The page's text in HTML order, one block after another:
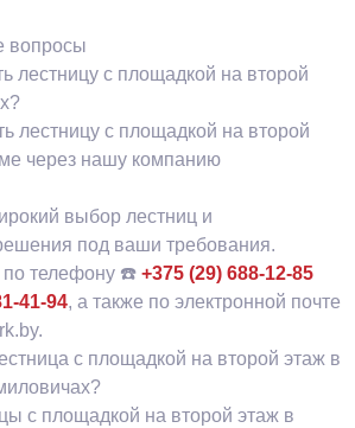
вопросы
лестницу с площадкой на второй
лестницу с площадкой на второй
через нашу компанию
выбор лестниц и
под ваши требования.
по телефону ☎️ +375 (29) 688-12-85
41-94, а также по электронной почте
с площадкой на второй этаж в
с площадкой на второй этаж в